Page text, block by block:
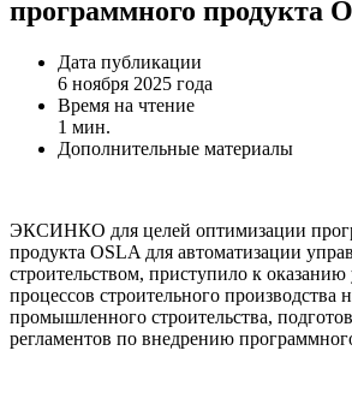
программного продукта
Дата публикации
6 ноября 2025 года
Время на чтение
1 мин.
Дополнительные материалы
ЭКСИНКО для целей оптимизации
продукта OSLA для автоматизации
строительством, приступило к оказанию
процессов строительного производства
промышленного строительства,
регламентов по внедрению